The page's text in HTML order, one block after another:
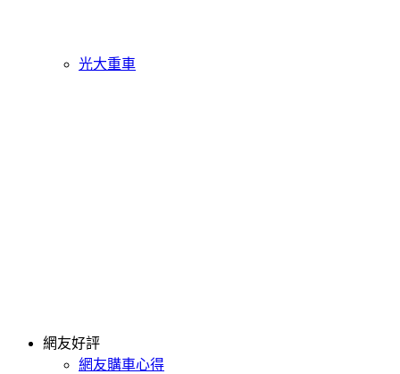
光大重車
網友好評
網友購車心得